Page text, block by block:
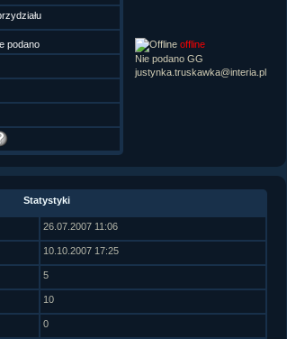
podano
offline
Nie podano GG
justynka.truskawka@interia.pl
Statystyki
26.07.2007 11:06
10.10.2007 17:25
5
10
0